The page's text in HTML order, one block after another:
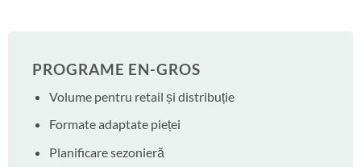
PROGRAME EN-GROS
Volume pentru retail și distribuție
Formate adaptate pieței
Planificare sezonieră